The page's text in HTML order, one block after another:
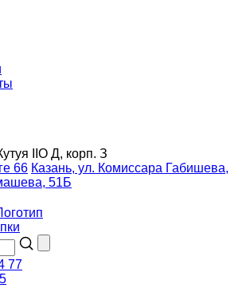
IIO Д, корп. З
66 Казань, ул. Комиссара Габишева,
51Б
77